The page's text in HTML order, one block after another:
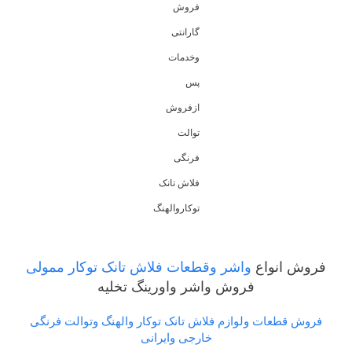
فروش
گارانتی
وخدمات
پس
ازفروش
توالت
فرنگی
فلاش تانک
توکاروالهنگ
فروش انواع واشر وقطعات فلاش تانک توکار ممولی
فروش واشر واورینگ تخلیه
فروش قطعات ولوازم فلاش تانک توکار والهنگ وتوالت فرنگی
خارجی وایرانی